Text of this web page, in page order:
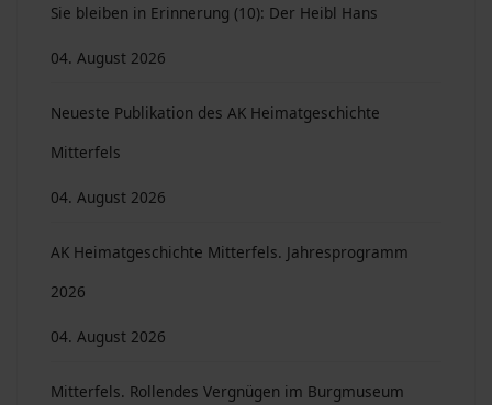
Sie bleiben in Erinnerung (10): Der Heibl Hans
04. August 2026
Neueste Publikation des AK Heimatgeschichte
Mitterfels
04. August 2026
AK Heimatgeschichte Mitterfels. Jahresprogramm
2026
04. August 2026
Mitterfels. Rollendes Vergnügen im Burgmuseum